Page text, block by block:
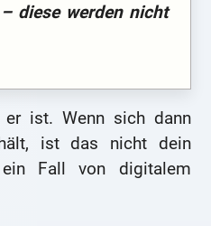
diese werden nicht
ist. Wenn sich dann
ist das nicht dein
Fall von digitalem